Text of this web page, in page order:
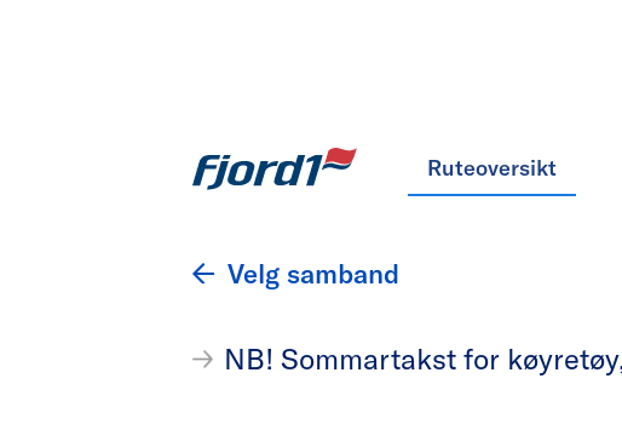
Ruteoversikt
Velg samband
NB! Sommartakst for